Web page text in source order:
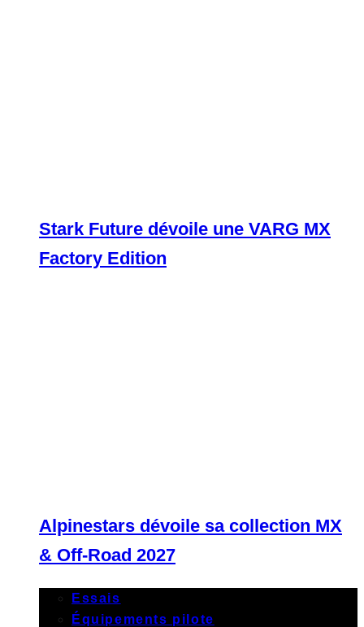
Stark Future dévoile une VARG MX
Factory Edition
Alpinestars dévoile sa collection MX
& Off-Road 2027
Essais
Équipements pilote